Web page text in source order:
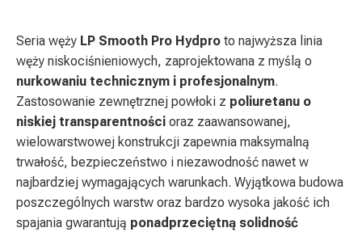
Seria węży LP Smooth Pro Hydpro to najwyższa linia
węży niskociśnieniowych, zaprojektowana z myślą o
nurkowaniu technicznym i profesjonalnym.
Zastosowanie zewnętrznej powłoki z poliuretanu o
niskiej transparentności oraz zaawansowanej,
wielowarstwowej konstrukcji zapewnia maksymalną
trwałość, bezpieczeństwo i niezawodność nawet w
najbardziej wymagających warunkach. Wyjątkowa budowa
poszczególnych warstw oraz bardzo wysoka jakość ich
spajania gwarantują ponadprzeciętną solidność